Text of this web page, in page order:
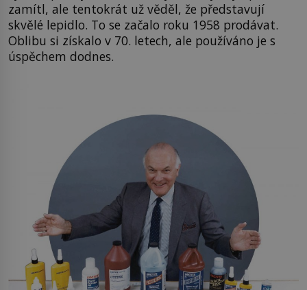
zamítl, ale tentokrát už věděl, že představují
skvělé lepidlo. To se začalo roku 1958 prodávat.
Oblibu si získalo v 70. letech, ale používáno je s
úspěchem dodnes.